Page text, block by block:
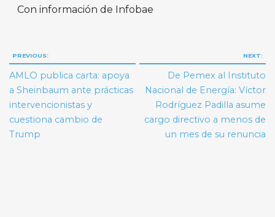
Con información de Infobae
Navegación
de
entradas
PREVIOUS:
AMLO publica carta: apoya
a Sheinbaum ante prácticas
intervencionistas y
cuestiona cambio de
Trump
NEXT:
De Pemex al Instituto
Nacional de Energía: Víctor
Rodríguez Padilla asume
cargo directivo a menos de
un mes de su renuncia